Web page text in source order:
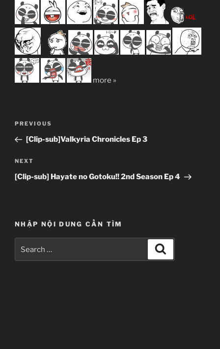
more »
Previous
Post
PREVIOUS
[Clip-sub]Valkyria Chronicles Ep 3
Next
Post
NEXT
[Clip-sub] Hayate no Gotoku!! 2nd Season Ep 4
NHẬP NỘI DUNG CẦN TÌM